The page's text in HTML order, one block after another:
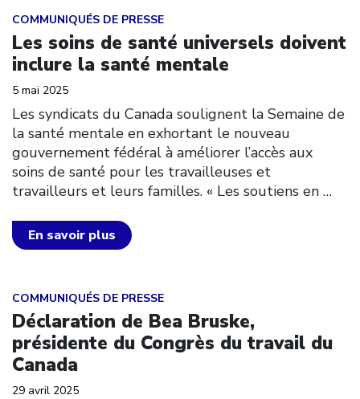
COMMUNIQUÉS DE PRESSE
Les soins de santé universels doivent
inclure la santé mentale
5 mai 2025
Les syndicats du Canada soulignent la Semaine de
la santé mentale en exhortant le nouveau
gouvernement fédéral à améliorer l’accès aux
soins de santé pour les travailleuses et
travailleurs et leurs familles. « Les soutiens en …
En savoir plus
Click to open the link
COMMUNIQUÉS DE PRESSE
Déclaration de Bea Bruske,
présidente du Congrès du travail du
Canada
29 avril 2025
Click to open the link